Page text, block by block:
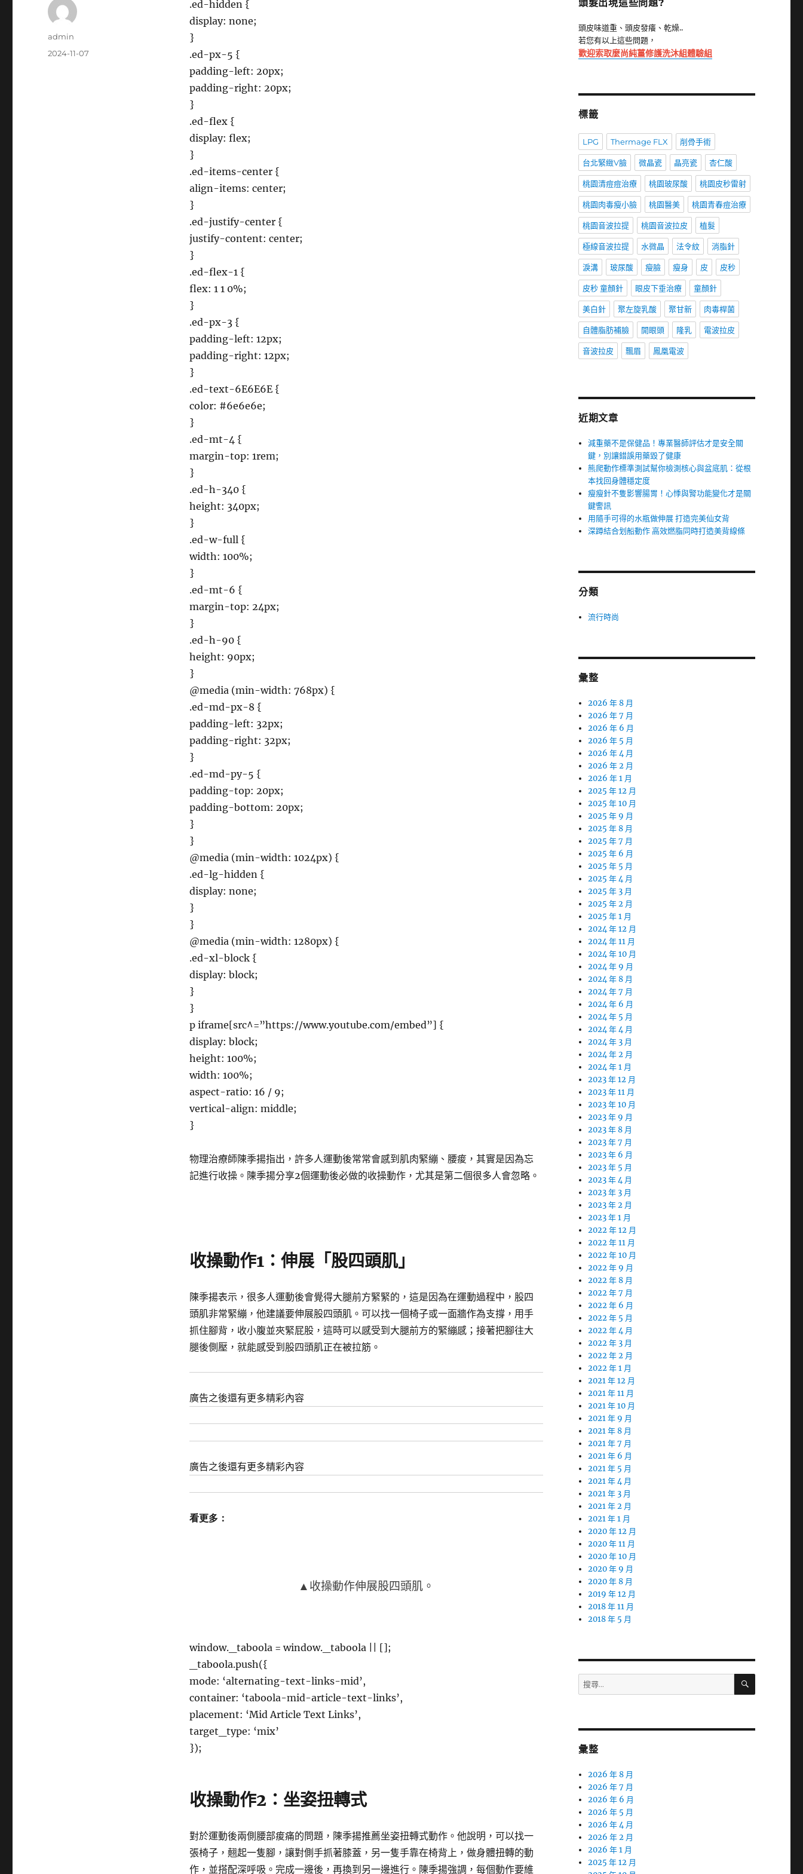
.ed-hidden {
display: none;
}
.ed-px-5 {
padding-left: 20px;
padding-right: 20px;
}
.ed-flex {
display: flex;
}
.ed-items-center {
align-items: center;
}
.ed-justify-center {
justify-content: center;
}
.ed-flex-1 {
flex: 1 1 0%;
}
.ed-px-3 {
padding-left: 12px;
padding-right: 12px;
}
.ed-text-6E6E6E {
color: #6e6e6e;
}
.ed-mt-4 {
margin-top: 1rem;
}
.ed-h-340 {
height: 340px;
}
.ed-w-full {
width: 100%;
}
.ed-mt-6 {
margin-top: 24px;
}
.ed-h-90 {
height: 90px;
}
@media (min-width: 768px) {
.ed-md-px-8 {
padding-left: 32px;
padding-right: 32px;
}
.ed-md-py-5 {
padding-top: 20px;
padding-bottom: 20px;
}
}
@media (min-width: 1024px) {
.ed-lg-hidden {
display: none;
}
}
@media (min-width: 1280px) {
.ed-xl-block {
display: block;
}
}
p iframe[src^=”https://www.youtube.com/embed”] {
display: block;
height: 100%;
width: 100%;
aspect-ratio: 16 / 9;
vertical-align: middle;
}
物理治療師陳季揚指出，許多人運動後常常會感到肌肉緊繃、腰痠，其實是因為忘
記進行收操。陳季揚分享2個運動後必做的收操動作，尤其是第二個很多人會忽略。
收操動作1：伸展「股四頭肌」
陳季揚表示，很多人運動後會覺得大腿前方緊緊的，這是因為在運動過程中，股四
頭肌非常緊繃，他建議要伸展股四頭肌。可以找一個椅子或一面牆作為支撐，用手
抓住腳背，收小腹並夾緊屁股，這時可以感受到大腿前方的緊繃感；接著把腳往大
腿後側壓，就能感受到股四頭肌正在被拉筋。
廣告之後還有更多精彩內容
廣告之後還有更多精彩內容
看更多：
▲收操動作伸展股四頭肌。
window._taboola = window._taboola || [];
_taboola.push({
mode: ‘alternating-text-links-mid’,
container: ‘taboola-mid-article-text-links’,
placement: ‘Mid Article Text Links’,
target_type: ‘mix’
});
收操動作2：坐姿扭轉式
對於運動後兩側腰部痠痛的問題，陳季揚推薦坐姿扭轉式動作。他說明，可以找一
張椅子，翹起一隻腳，讓對側手抓著膝蓋，另一隻手靠在椅背上，做身體扭轉的動
作，並搭配深呼吸。完成一邊後，再換到另一邊進行。陳季揚強調，每個動作要維
作
admin
發
2024-11-07
頭髮出現這些問題?
頭皮味道重、頭皮發癢、乾燥..
若您有以上這些問題，
歡迎索取麼尚純薑修護洗沐組體驗組
標籤
LPG Thermage FLX 削骨手術
台北緊緻V臉 微晶瓷 晶亮瓷 杏仁酸
桃園清痘痘治療 桃園玻尿酸 桃園皮秒雷射
桃園肉毒瘦小臉 桃園醫美 桃園青春痘治療
桃園音波拉提 桃園音波拉皮 植髮
極線音波拉提 水微晶 法令紋 消脂針
淚溝 玻尿酸 瘦臉 瘦身 皮 皮秒
皮秒 童顏針 眼皮下垂治療 童顏針
美白針 聚左旋乳酸 聚甘新 肉毒桿菌
自體脂肪補臉 開眼頭 隆乳 電波拉皮
音波拉皮 飄眉 鳳凰電波
近期文章
減重藥不是保健品！專業醫師評估才是安全關
鍵，別讓錯誤用藥毀了健康
熊爬動作標準測試幫你檢測核心與盆底肌：從根
本找回身體穩定度
瘦瘦針不隻影響腸胃！心悸與腎功能變化才是關
鍵警訊
用隨手可得的水瓶做伸展 打造完美仙女背
深蹲結合划船動作 高效燃脂同時打造美背線條
分類
流行時尚
彙整
2026 年 8 月
2026 年 7 月
2026 年 6 月
2026 年 5 月
2026 年 4 月
2026 年 2 月
2026 年 1 月
2025 年 12 月
2025 年 10 月
2025 年 9 月
2025 年 8 月
2025 年 7 月
2025 年 6 月
2025 年 5 月
2025 年 4 月
2025 年 3 月
2025 年 2 月
2025 年 1 月
2024 年 12 月
2024 年 11 月
2024 年 10 月
2024 年 9 月
2024 年 8 月
2024 年 7 月
2024 年 6 月
2024 年 5 月
2024 年 4 月
2024 年 3 月
2024 年 2 月
2024 年 1 月
2023 年 12 月
2023 年 11 月
2023 年 10 月
2023 年 9 月
2023 年 8 月
2023 年 7 月
2023 年 6 月
2023 年 5 月
2023 年 4 月
2023 年 3 月
2023 年 2 月
2023 年 1 月
2022 年 12 月
2022 年 11 月
2022 年 10 月
2022 年 9 月
2022 年 8 月
2022 年 7 月
2022 年 6 月
2022 年 5 月
2022 年 4 月
2022 年 3 月
2022 年 2 月
2022 年 1 月
2021 年 12 月
2021 年 11 月
2021 年 10 月
2021 年 9 月
2021 年 8 月
2021 年 7 月
2021 年 6 月
2021 年 5 月
2021 年 4 月
2021 年 3 月
2021 年 2 月
2021 年 1 月
2020 年 12 月
2020 年 11 月
2020 年 10 月
2020 年 9 月
2020 年 8 月
2019 年 12 月
2018 年 11 月
2018 年 5 月
搜
尋
字:
搜
彙整
2026 年 8 月
2026 年 7 月
2026 年 6 月
2026 年 5 月
2026 年 4 月
2026 年 2 月
2026 年 1 月
2025 年 12 月